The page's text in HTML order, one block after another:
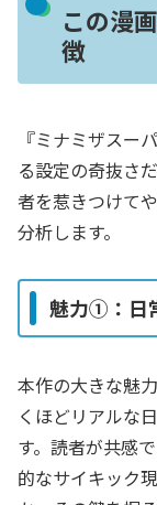
この漫
徴
『ミナミザスー
る設定の奇抜さ
者を惹きつけて
分析します。
魅力①：日
本作の大きな魅
くほどリアルな
す。読者が共感
的なサイキック